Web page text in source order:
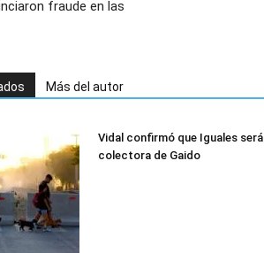
fraude en las
Más del autor
Vidal confirmó que Iguales será
colectora de Gaido